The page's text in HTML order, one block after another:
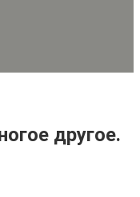
другое.